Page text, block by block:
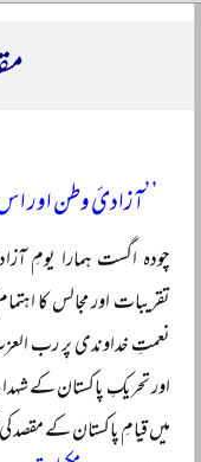
’’آزادئ وطن اور
چودہ اگست ہمارا یومِ
تقریبات اور مجالس کا
نعمتِ خداوندی پر رب
اور تحریکِ پاکستان کے
میں قیامِ پاکستان کے